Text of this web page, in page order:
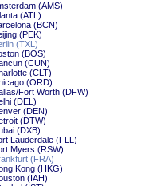
(AMS)
(ATL)
(BCN)
(PEK)
(TXL)
(BOS)
(CUN)
(CLT)
(ORD)
Fort Worth (DFW)
(DEL)
(DEN)
(DTW)
(DXB)
Lauderdale (FLL)
Myers (RSW)
(FRA)
Kong (HKG)
(IAH)